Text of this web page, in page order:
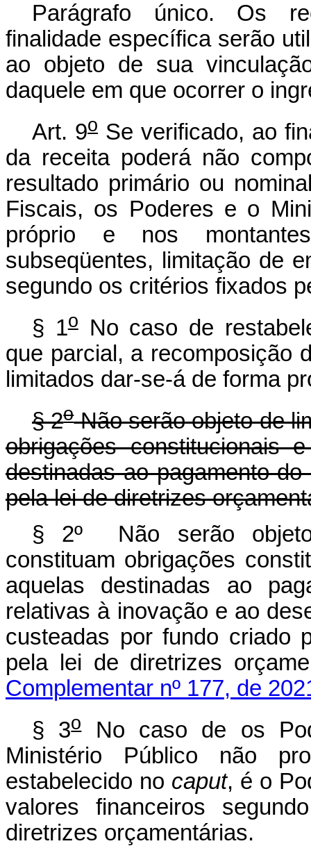
Parágrafo único. Os
finalidade específica serão
ao objeto de sua
daquele em que ocorrer o
Art. 9o Se verificado, ao
da receita poderá não
resultado primário ou
Fiscais, os Poderes e o
próprio e nos
subseqüentes, limitação de
segundo os critérios fixados
§ 1oNo caso de
que parcial, a recomposição
limitados dar-se-á de forma
§ 2oNão serão objeto de
obrigações constitucionais
destinadas ao pagamento
pela lei de diretrizes
§ 2º Não serão
constituam obrigações
aquelas destinadas ao
relativas à inovação e ao
custeadas por fundo criado
pela lei de diretrizes
Complementar nº 177, de
§ 3oNo caso de os
Ministério Público não
estabelecido no caput, é o
valores financeiros
diretrizes